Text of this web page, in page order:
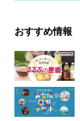
おすすめ情報